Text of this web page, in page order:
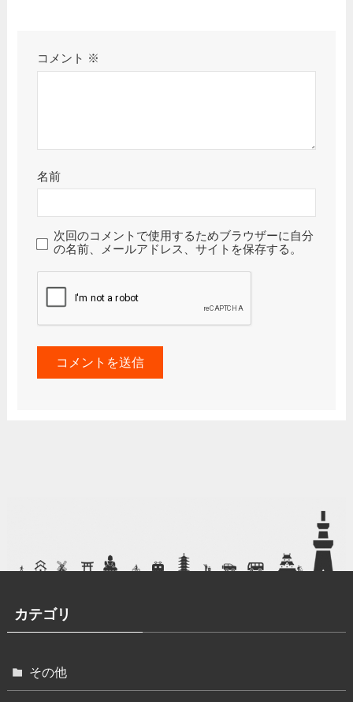
コメント ※
名前
次回のコメントで使用するためブラウザーに自分
の名前、メールアドレス、サイトを保存する。
カテゴリ
その他